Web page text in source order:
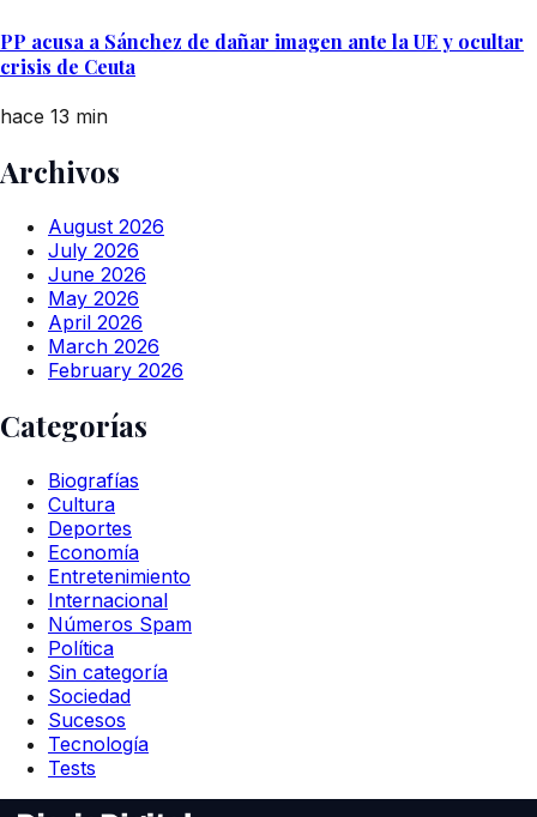
PP acusa a Sánchez de dañar imagen ante la UE y ocultar
crisis de Ceuta
hace 13 min
Archivos
August 2026
July 2026
June 2026
May 2026
April 2026
March 2026
February 2026
Categorías
Biografías
Cultura
Deportes
Economía
Entretenimiento
Internacional
Números Spam
Política
Sin categoría
Sociedad
Sucesos
Tecnología
Tests